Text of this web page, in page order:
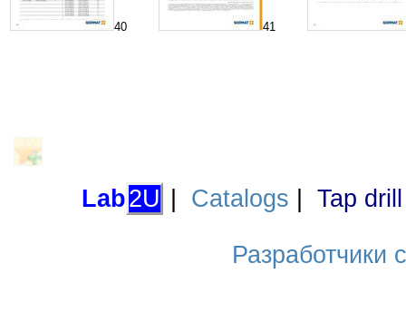
40 41
Lab2U Catalogs Tap
Разработчики